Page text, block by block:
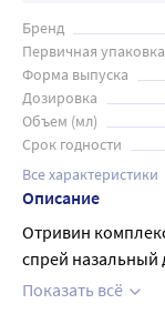
Бренд
Первичная упаковка
Форма выпуска
Дозировка
Объем (мл)
Срок годности
Все характеристики
Описание
Отривин
спрей
лекарственное
Показать всё